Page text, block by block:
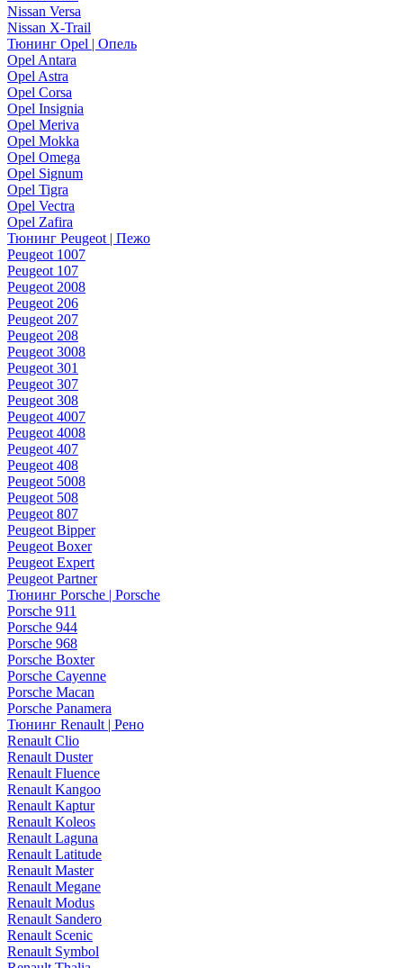
Nissan Versa
Nissan X-Trail
Тюнинг Opel | Опель
Opel Antara
Opel Astra
Opel Corsa
Opel Insignia
Opel Meriva
Opel Mokka
Opel Omega
Opel Signum
Opel Tigra
Opel Vectra
Opel Zafira
Тюнинг Peugeot | Пежо
Peugeot 1007
Peugeot 107
Peugeot 2008
Peugeot 206
Peugeot 207
Peugeot 208
Peugeot 3008
Peugeot 301
Peugeot 307
Peugeot 308
Peugeot 4007
Peugeot 4008
Peugeot 407
Peugeot 408
Peugeot 5008
Peugeot 508
Peugeot 807
Peugeot Bipper
Peugeot Boxer
Peugeot Expert
Peugeot Partner
Тюнинг Porsche | Porsche
Porsche 911
Porsche 944
Porsche 968
Porsche Boxter
Porsche Cayenne
Porsche Macan
Porsche Panamera
Тюнинг Renault | Рено
Renault Clio
Renault Duster
Renault Fluence
Renault Kangoo
Renault Kaptur
Renault Koleos
Renault Laguna
Renault Latitude
Renault Master
Renault Megane
Renault Modus
Renault Sandero
Renault Scenic
Renault Symbol